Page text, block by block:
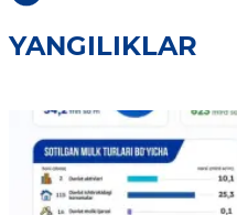
YANGILIKLAR